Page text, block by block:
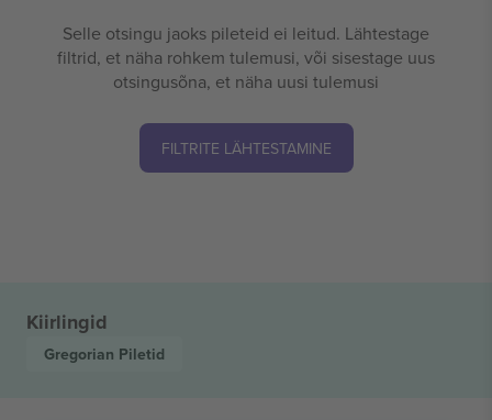
Selle otsingu jaoks pileteid ei leitud. Lähtestage
filtrid, et näha rohkem tulemusi, või sisestage uus
otsingusõna, et näha uusi tulemusi
FILTRITE LÄHTESTAMINE
Kiirlingid
Gregorian Piletid